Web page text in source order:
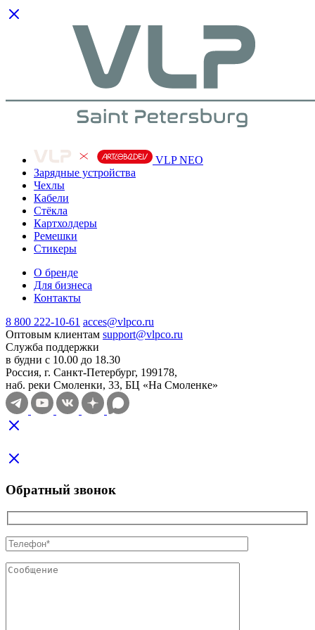
VLP NEO
Зарядные устройства
Чехлы
Кабели
Cтёкла
Картхолдеры
Ремешки
Стикеры
О бренде
Для бизнеса
Контакты
8 800 222-10-61 acces@vlpco.ru
Оптовым клиентам support@vlpco.ru
Служба поддержки
в будни с 10.00 до 18.30
Россия, г. Санкт-Петербург, 199178,
наб. реки Смоленки, 33, БЦ «На Смоленке»
Обратный звонок